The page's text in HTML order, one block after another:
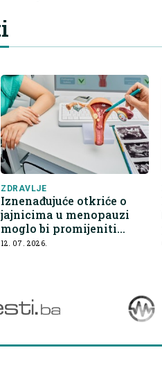
ZDRAVLJE
Iznenađujuće otkriće o
jajnicima u menopauzi
moglo bi promijeniti
pogled na zdravlje žena
12. 07. 2026.